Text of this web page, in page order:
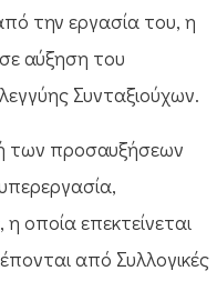
την εργασία του, η
αύξηση του
Συνταξιούχων.
των προσαυξήσεων
η οποία επεκτείνεται
από Συλλογικές